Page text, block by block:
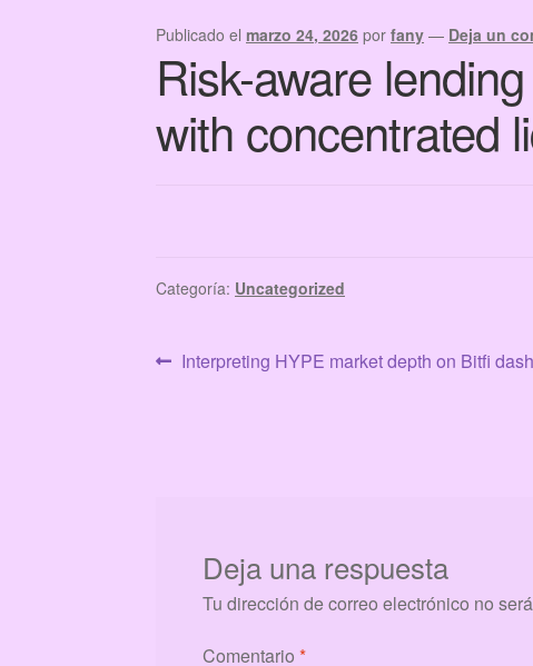
Publicado elmarzo 24, 2026 porfany — Deja un
Risk-aware
with concentrated
Categoría: Uncategorized
Navegación
Anterior:
Interpreting HYPE market depth on Bitfi
Deja una respuesta
Tu dirección de correo electrónico no
Comentario *